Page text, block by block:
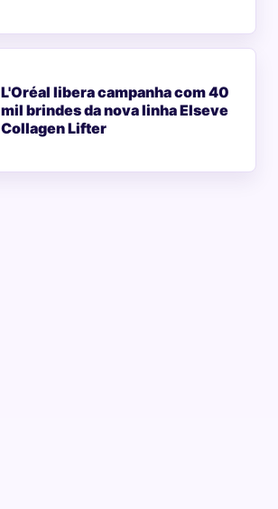
L'Oréal libera campanha com 40
mil brindes da nova linha Elseve
Collagen Lifter